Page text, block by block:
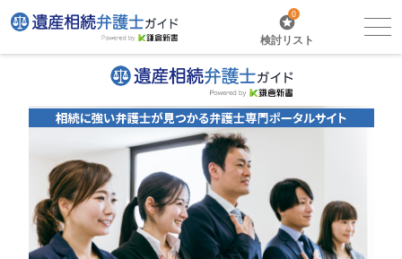
0
検討リスト